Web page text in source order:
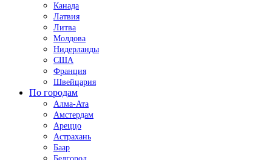
Канада
Латвия
Литва
Молдова
Нидерланды
США
Франция
Швейцария
По городам
Алма-Ата
Амстердам
Ареццо
Астрахань
Баар